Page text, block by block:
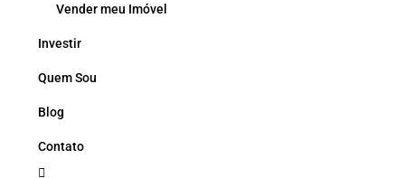
Vender meu Imóvel
Investir
Quem Sou
Blog
Contato